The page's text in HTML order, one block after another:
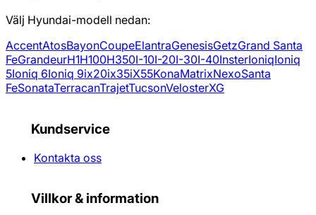
Välj Hyundai-modell nedan:
AccentAtosBayonCoupeElantraGenesisGetzGrand Santa
FeGrandeurH1H100H350I-10I-20I-30I-40InsterIoniqIoniq
5Ioniq 6Ioniq 9ix20ix35iX55KonaMatrixNexoSanta
FeSonataTerracanTrajetTucsonVelosterXG
Kundservice
Kontakta oss
Villkor & information